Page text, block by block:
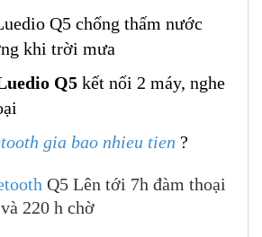
Q5 chống thấm nước
khi trời mưa
Q5 kết nối 2 máy, nghe
gia bao nhieu tien ?
Q5 Lên tới 7h đàm thoại
220 h chờ